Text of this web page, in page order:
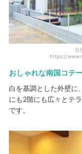
引
https://
おしゃれな南国コテ
白を基調とした外壁に
にも2階にも広々とテ
です。